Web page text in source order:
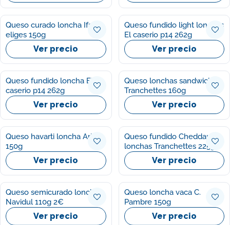
Queso curado loncha Ifa
eliges 150g
Ver precio
Queso fundido light lonchas
El caserio p14 262g
Ver precio
Queso fundido loncha El
caserio p14 262g
Ver precio
Queso lonchas sandwich
Tranchettes 160g
Ver precio
Queso havarti loncha Arla
150g
Ver precio
Queso fundido Cheddar 12
lonchas Tranchettes 225g
Ver precio
Queso semicurado loncha
Navidul 110g 2€
Ver precio
Queso loncha vaca C.
Pambre 150g
Ver precio